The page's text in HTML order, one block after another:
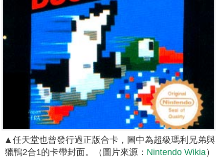
▲任天堂也曾發行過正版合卡，圖中為超級瑪利兄弟與
獵鴨2合1的卡帶封面。（圖片來源： Nintendo Wikia）